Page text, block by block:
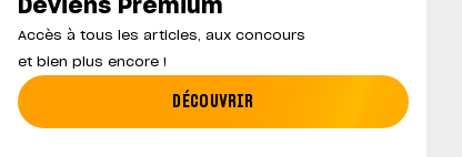
MotoGP : les cinq constructeurs signent un
Deviens Premium
Accès à tous les articles, aux concours
et bien plus encore !
DÉCOUVRIR